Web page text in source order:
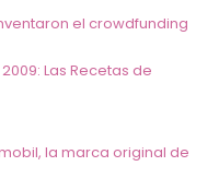
el crowdfunding
Las Recetas de
la marca original de